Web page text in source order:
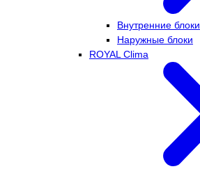
Внутренние блоки
Наружные блоки
ROYAL Clima